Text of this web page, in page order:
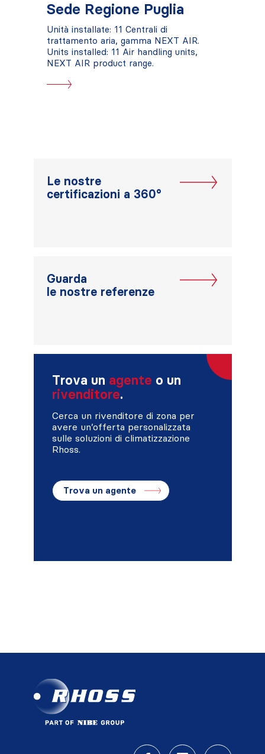
Sede Regione Puglia
Unità installate: 11 Centrali di
trattamento aria, gamma NEXT AIR.
Units installed: 11 Air handling units,
NEXT AIR product range.
Le nostre
certificazioni a 360°
Guarda
le nostre referenze
Trova un agente o un
rivenditore.
Cerca un rivenditore di zona per
avere un’offerta personalizzata
sulle soluzioni di climatizzazione
Rhoss.
Trova un agente